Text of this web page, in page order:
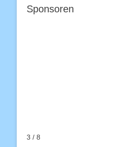
Sponsoren
3 / 8